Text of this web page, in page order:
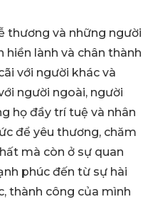
thương và những người
hiền lành và chân thành
với người khác và
người ngoài, người
họ đầy trí tuệ và nhân
để yêu thương, chăm
mà còn ở sự quan
phúc đến từ sự hài
thành công của mình